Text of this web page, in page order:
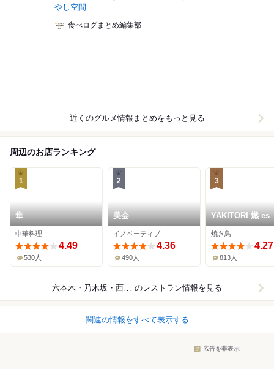
やし空間
食べログまとめ編集部
近くのグルメ情報まとめをもっと見る
周辺のお店ランキング
1
隼
中華料理
4.49
530人
2
美会
イノベーティブ
4.36
490人
3
YAKITORI 燃 es
焼き鳥
4.27
813人
六本木・乃木坂・西麻布 のレストラン情報を見る
関連の情報をすべて表示する
広告を非表示